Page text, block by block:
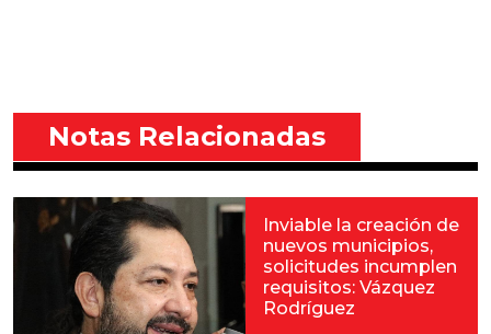
Notas Relacionadas
Inviable la creación de
nuevos municipios,
solicitudes incumplen
requisitos: Vázquez
Rodríguez